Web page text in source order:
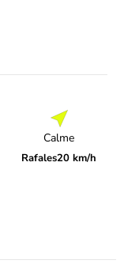
Calme
Rafales20 km/h